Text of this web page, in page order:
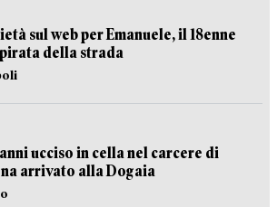
sul web per Emanuele, il 18enne
della strada
ucciso in cella nel carcere di
arrivato alla Dogaia